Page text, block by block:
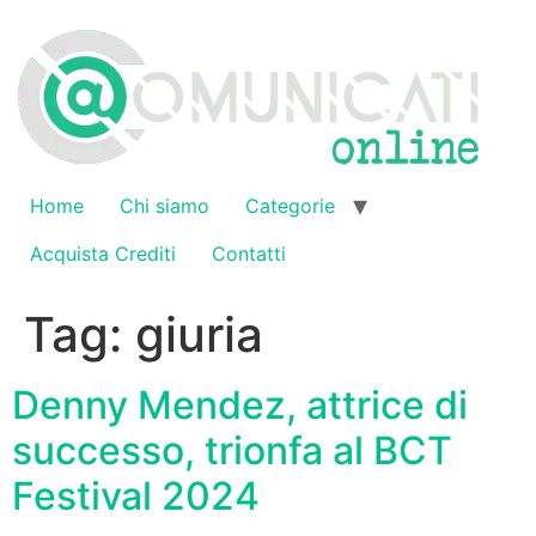
contenuto
Home Chi siamo
Categorie
Acquista Crediti
Contatti
Tag: giuria
Denny Mendez, attrice di
successo, trionfa al BCT
Festival 2024